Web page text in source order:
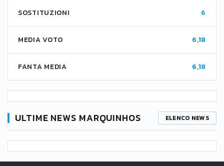
SOSTITUZIONI 6
MEDIA VOTO 6,18
FANTA MEDIA 6,18
ULTIME NEWS MARQUINHOS ELENCO NEWS